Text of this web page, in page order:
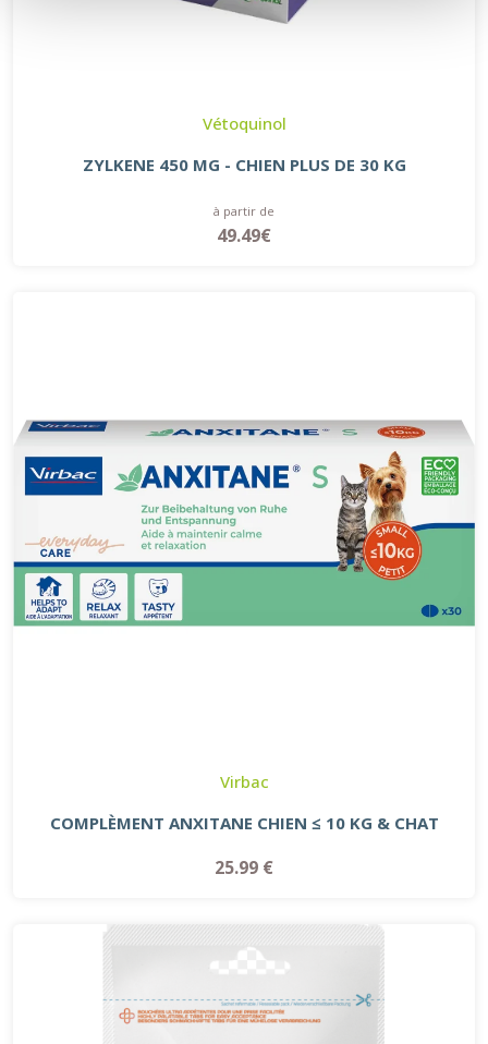
Vétoquinol
ZYLKENE 450 MG - CHIEN PLUS DE 30 KG
à partir de
49.49€
Virbac
COMPLÈMENT ANXITANE CHIEN ≤ 10 KG & CHAT
25.99 €